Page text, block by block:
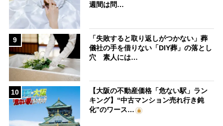
週間は問…
9
「失敗すると取り返しがつかない」葬
儀社の手を借りない「DIY葬」の落とし
穴 素人には…
10
【大阪の不動産価格「危ない駅」ラン
キング】“中古マンション売れ行き鈍
化”のワース…